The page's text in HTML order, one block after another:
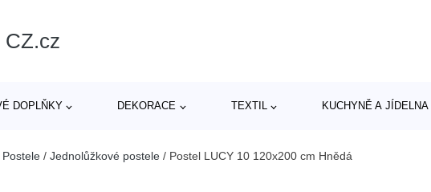
CZ.cz
DOPLŇKY DEKORACE TEXTIL KUCHYNĚ A JÍDELNA
Postele / Jednolůžkové postele / Postel LUCY 10 120x200 cm Hnědá